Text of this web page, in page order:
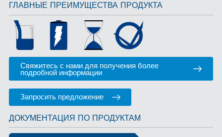
ГЛАВНЫЕ ПРЕИМУЩЕСТВА ПРОДУКТА
Свяжитесь с нами для получения более
подробной информации
Запросить предложение
ДОКУМЕНТАЦИЯ ПО ПРОДУКТАМ